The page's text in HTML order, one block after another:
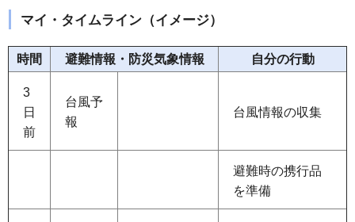
マイ・タイムライン（イメージ）
時間 避難情報・防災気象情報 自分の行動
3
日
前
台風予
報
台風情報の収集
避難時の携行品
を準備